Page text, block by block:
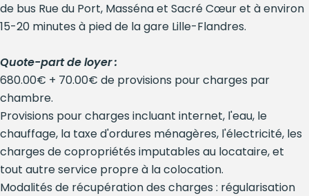
de bus Rue du Port, Masséna et Sacré Cœur et à environ
15-20 minutes à pied de la gare Lille-Flandres.
Quote-part de loyer :
680.00€ + 70.00€ de provisions pour charges par
chambre.
Provisions pour charges incluant internet, l'eau, le
chauffage, la taxe d'ordures ménagères, l'électricité, les
charges de copropriétés imputables au locataire, et
tout autre service propre à la colocation.
Modalités de récupération des charges : régularisation